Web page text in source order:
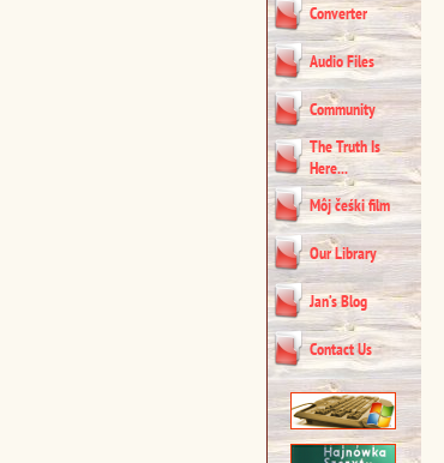
Converter
Audio Files
Community
The Truth Is
Here...
Môj čeśki film
Our Library
Jan’s Blog
Contact Us